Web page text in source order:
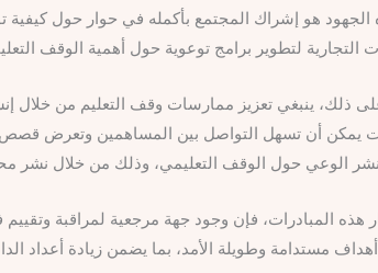
هو إشراك المجتمع بأكمله في حوار حول كيفية
التجارية لتطوير برامج توعوية حول أهمية الوقف
ذلك، ينبغي تعزيز ممارسات وقف التعليم من خلال
يمكن أن تسهل التواصل بين المساهمين وتعرض قصص
الوعي حول الوقف التعليمي، وذلك من خلال نشر
هذه المبادرات، فإن وجود جهة مرجعية لمراقبة
مستدامة وطويلة الأمد، بما يضمن زيادة أعداد